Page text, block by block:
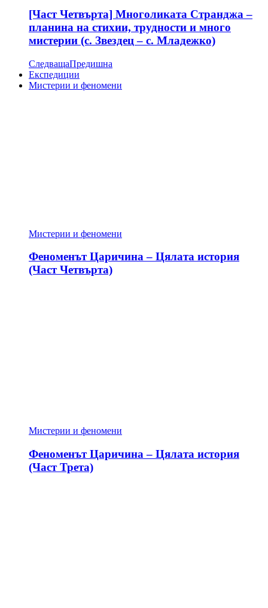
[Част Четвърта] Многоликата Странджа –
планина на стихии, трудности и много
мистерии (с. Звездец – с. Младежко)
СледващаПредишна
Експедиции
Мистерии и феномени
Мистерии и феномени
Феноменът Царичина – Цялата история
(Част Четвърта)
Мистерии и феномени
Феноменът Царичина – Цялата история
(Част Трета)